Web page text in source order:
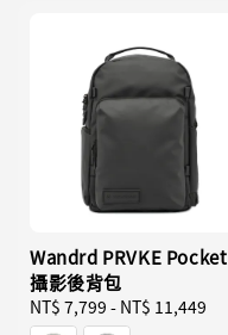
Wandrd PRVKE Pocket
攝影後背包
Regular
NT$ 7,799 - NT$ 11,449